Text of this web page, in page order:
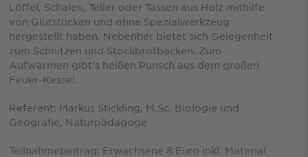
Löffel, Schalen, Teller oder Tassen aus Holz mithilfe
von Glutstücken und ohne Spezialwerkzeug
hergestellt haben. Nebenher bietet sich Gelegenheit
zum Schnitzen und Stockbrotbacken. Zum
Aufwärmen gibt’s heißen Punsch aus dem großen
Feuer-Kessel.
Referent: Markus Stickling, M.Sc. Biologie und
Geografie, Naturpädagoge
Teilnahmebeitrag: Erwachsene 8 Euro inkl. Material,